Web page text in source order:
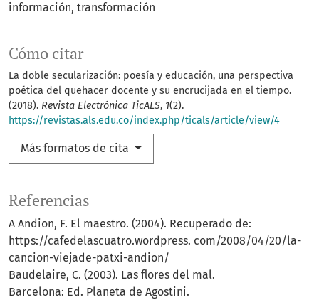
información transformación
Cómo citar
La doble secularización: poesía y educación, una perspectiva
poética del quehacer docente y su encrucijada en el tiempo.
(2018). Revista Electrónica TicALS, 1(2).
https://revistas.als.edu.co/index.php/ticals/article/view/4
Más formatos de cita
Referencias
A Andion, F. El maestro. (2004). Recuperado de:
https://cafedelascuatro.wordpress. com/2008/04/20/la-
cancion-viejade-patxi-andion/
Baudelaire, C. (2003). Las flores del mal.
Barcelona: Ed. Planeta de Agostini.